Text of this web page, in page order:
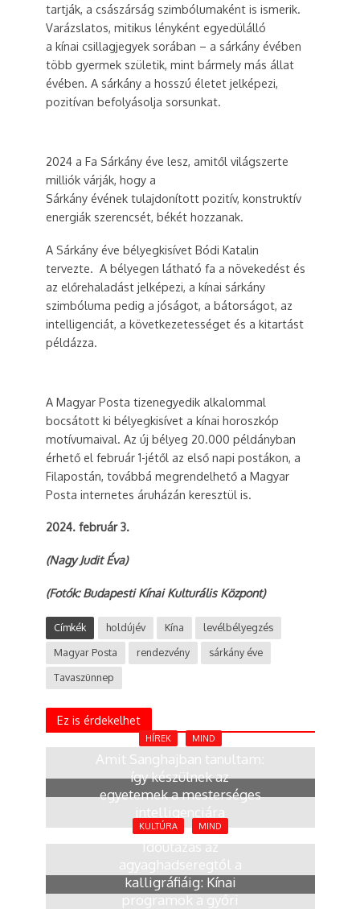
tartják, a császárság szimbólumaként is ismerik.
Varázslatos, mitikus lényként egyedülálló
a kínai csillagjegyek sorában – a sárkány évében
több gyermek születik, mint bármely más állat
évében. A sárkány a hosszú életet jelképezi,
pozitívan befolyásolja sorsunkat.
2024 a Fa Sárkány éve lesz, amitől világszerte
milliók várják, hogy a
Sárkány évének tulajdonított pozitív, konstruktív
energiák szerencsét, békét hozzanak.
A Sárkány éve bélyegkisívet Bódi Katalin
tervezte. A bélyegen látható fa a növekedést és
az előrehaladást jelképezi, a kínai sárkány
szimbóluma pedig a jóságot, a bátorságot, az
intelligenciát, a következetességet és a kitartást
példázza.
A Magyar Posta tizenegyedik alkalommal
bocsátott ki bélyegkisívet a kínai horoszkóp
motívumaival. Az új bélyeg 20.000 példányban
érhető el február 1-jétől az első napi postákon, a
Filapostán, továbbá megrendelhető a Magyar
Posta internetes áruházán keresztül is.
2024. február 3.
(Nagy Judit Éva)
(Fotók: Budapesti Kínai Kulturális Központ)
Címkék holdújév Kína
levélbélyegzés
Magyar Posta
rendezvény
sárkány éve
Tavaszünnep
Ez is érdekelhet
HÍREK MIND
Amit Sanghajban tanultam:
így készülnek az
egyetemek a mesterséges
intelligenciára
2 hónap
KULTÚRA MIND
Időutazás az
agyaghadseregtől a
kalligráfiáig: Kínai
programok a győri